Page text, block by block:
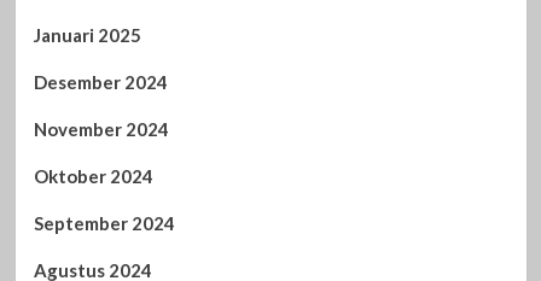
Januari 2025
Desember 2024
November 2024
Oktober 2024
September 2024
Agustus 2024